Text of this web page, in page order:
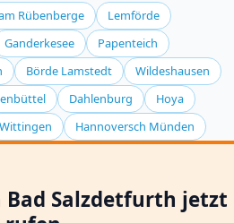
stärksten. Wenn Sie unsicher
zur Inspektion an.
bei korrekter Anwendung für
unbedenklich sind. Der
Behandlung ausführlich
erklären. Kinder und
und kurz nach der
verlassen. Informieren Sie den
damit er die beste
Rübenberge
Lemförde
Ganderkesee
Papenteich
Börde Lamstedt
Wildeshausen
Dahlenburg
Hoya
Wittingen Hannoversch Münden
Salzdetfurth jetzt